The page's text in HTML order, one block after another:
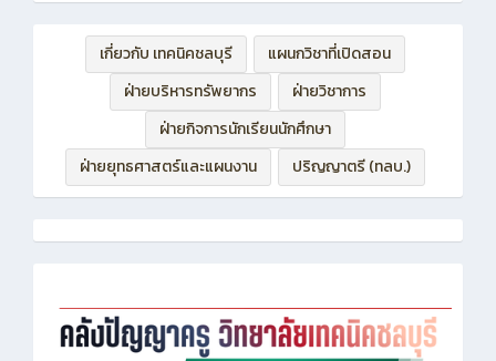
เกี่ยวกับ เทคนิคชลบุรี
แผนกวิชาที่เปิดสอน
ฝ่ายบริหารทรัพยากร
ฝ่ายวิชาการ
ฝ่ายกิจการนักเรียนนักศึกษา
ฝ่ายยุทธศาสตร์และแผนงาน
ปริญญาตรี (ทลบ.)